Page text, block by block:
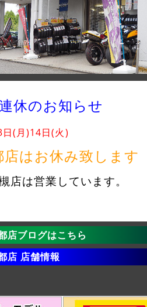
休のお知らせ
(月)14日(火)
店はお休み致します
店は営業しています。
店ブログはこちら
店 店舗情報